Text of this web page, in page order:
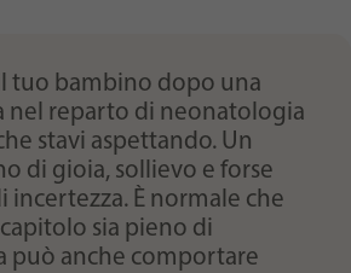
il tuo bambino dopo una
nel reparto di neonatologia
stavi aspettando. Un
di gioia, sollievo e forse
incertezza. È normale che
sia pieno di
può anche comportare